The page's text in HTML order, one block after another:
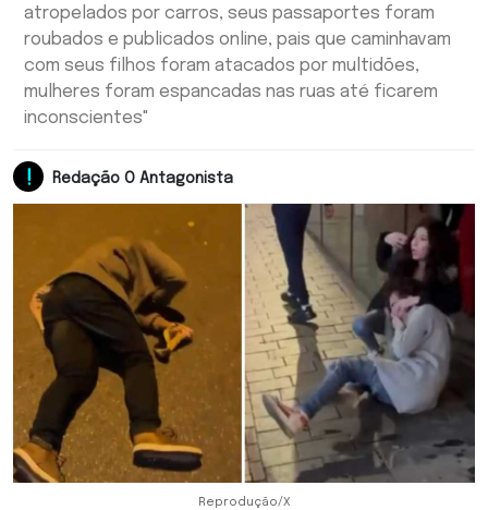
atropelados por carros, seus passaportes foram
roubados e publicados online, pais que caminhavam
com seus filhos foram atacados por multidões,
mulheres foram espancadas nas ruas até ficarem
inconscientes"
Redação O Antagonista
Reprodução/X